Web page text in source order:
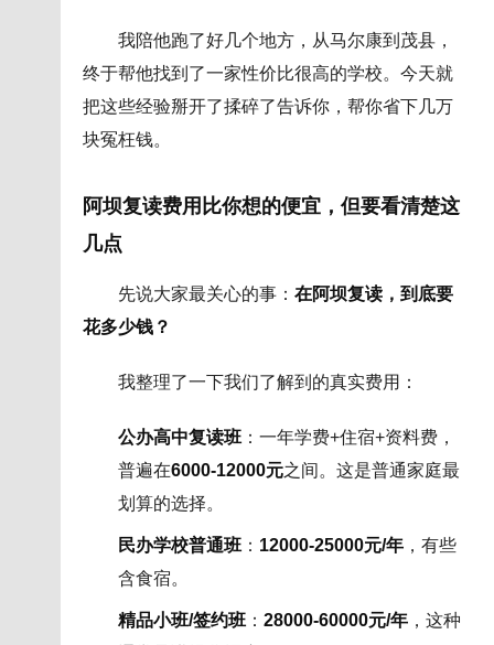
我陪他跑了好几个地方，从马尔康到茂县，
终于帮他找到了一家性价比很高的学校。今天就
把这些经验掰开了揉碎了告诉你，帮你省下几万
块冤枉钱。
阿坝复读费用比你想的便宜，但要看清楚这
几点
先说大家最关心的事： 在阿坝复读，到底要
花多少钱？
我整理了一下我们了解到的真实费用：
公办高中复读班：一年学费+住宿+资料费，
普遍在6000-12000元之间。这是普通家庭最
划算的选择。
民办学校普通班： 12000-25000元/年，有些
含食宿。
精品小班/签约班： 28000-60000元/年，这种